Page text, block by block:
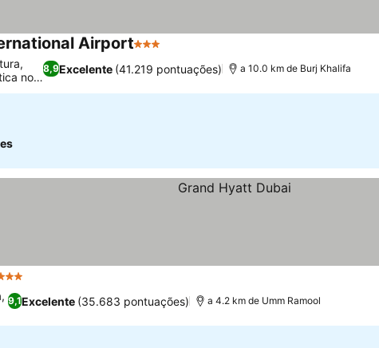
Airport3 Estrelas
8,9Excelente (41.219 pontuações)
no
a 10.0 km de Burj Khalifa
9,1Excelente (35.683 pontuações) a 4.2 km de Umm Ramool